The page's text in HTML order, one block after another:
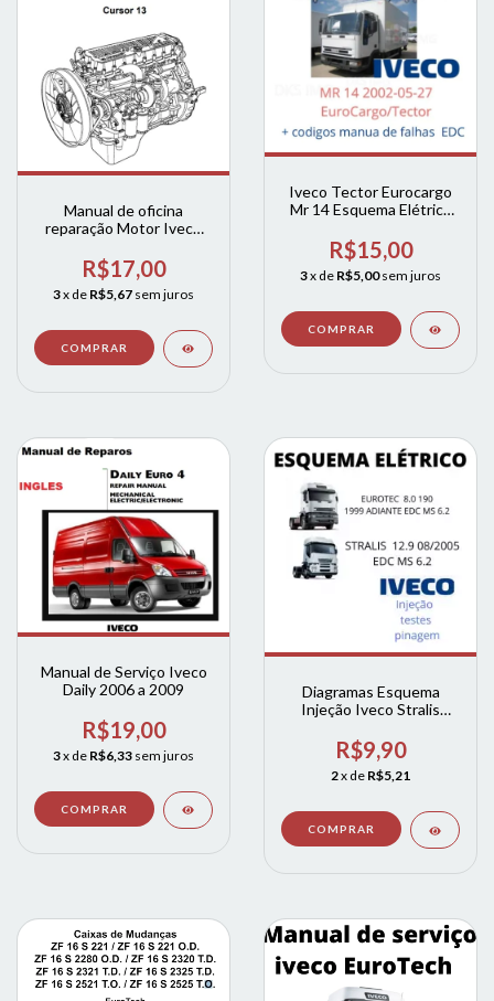
Manual de oficina
reparação Motor Iveco
R$17,00
3x de R$5,67 sem juros
Iveco Tector Eurocargo
Mr 14 Esquema Elétrico
R$15,00
3x de R$5,00 sem juros
Manual de Serviço Iveco
Daily 2006 a 2009
R$19,00
3x de R$6,33 sem juros
Diagramas Esquema
Injeção Iveco Stralis
R$9,90
2x de R$5,21